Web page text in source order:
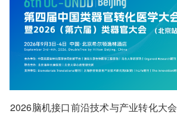
2026脑机接口前沿技术与产业转化大会